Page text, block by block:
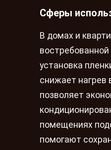
Сферы
В домах и
установка
снижает нагрев
позволяет
помещениях
помогают